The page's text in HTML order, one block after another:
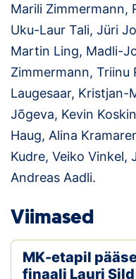
Ajalugu
Koolitused
Marili Zimmermann,
Uku-Laur Tali, Jüri
Martin Ling, Madli-
Zimmermann, Triinu
Laugesaar,
Jõgeva, Kevin
Haug, Alina
Kudre, Veiko Vinkel,
Andreas Aadli.
Viimased
MK-etapil
finaali Lauri Sild